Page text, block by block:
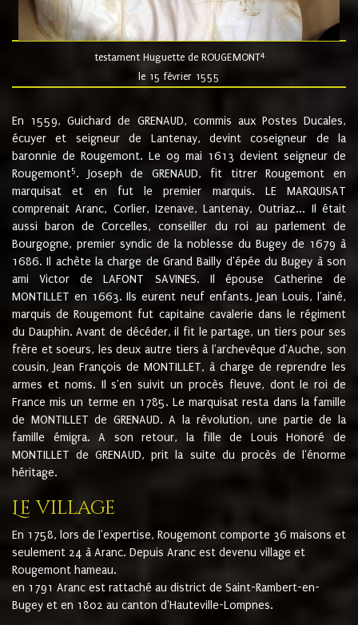
testament Huguette de ROUGEMONT4
le 15 février 1555
En 1559, Guichard de GRENAUD, commis aux Postes Ducales,
écuyer et seigneur de Lantenay, devint coseigneur de la
baronnie de Rougemont. Le 09 mai 1613 devient seigneur de
Rougemont5. Joseph de GRENAUD, fit titrer Rougemont en
marquisat et en fut le premier marquis. LE MARQUISAT
comprenait Aranc, Corlier, Izenave, Lantenay, Outriaz... Il était
aussi baron de Corcelles, conseiller du roi au parlement de
Bourgogne, premier syndic de la noblesse du Bugey de 1679 à
1686. Il achète la charge de Grand Bailly d'épée du Bugey à son
ami Victor de LAFONT SAVINES. Il épouse Catherine de
MONTILLET en 1663. Ils eurent neuf enfants. Jean Louis, l'ainé,
marquis de Rougemont fut capitaine cavalerie dans le régiment
du Dauphin. Avant de décéder, il fit le partage, un tiers pour ses
frère et soeurs, les deux autre tiers à l'archevêque d'Auche, son
cousin, Jean François de MONTILLET, à charge de reprendre les
armes et noms. Il s'en suivit un procès fleuve, dont le roi de
France mis un terme en 1785. Le marquisat resta dans la famille
de MONTILLET de GRENAUD. A la révolution, une partie de la
famille émigra. A son retour, la fille de Louis Honoré de
MONTILLET de GRENAUD, prit la suite du procès de l'énorme
héritage.
Le village
En 1758, lors de l'expertise, Rougemont comporte 36 maisons et
seulement 24 à Aranc. Depuis Aranc est devenu village et
Rougemont hameau.
en 1791 Aranc est rattaché au district de Saint-Rambert-en-
Bugey et en 1802 au canton d'Hauteville-Lompnes.